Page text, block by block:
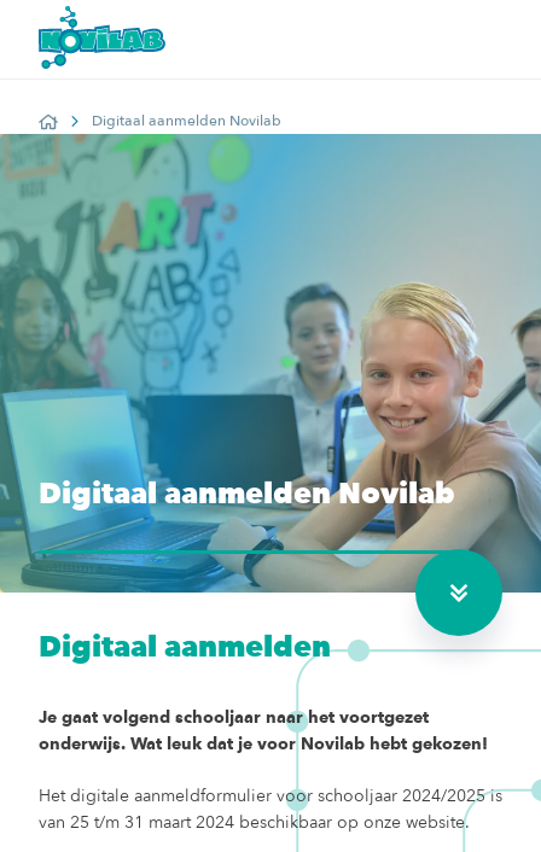
HomeDigitaal aanmelden Novilab
Digitaal aanmelden Novilab
Digitaal aanmelden
Je gaat volgend schooljaar naar het voortgezet
onderwijs. Wat leuk dat je voor Novilab hebt gekozen!
Het digitale aanmeldformulier voor schooljaar 2024/2025 is
van 25 t/m 31 maart 2024 beschikbaar op onze website.